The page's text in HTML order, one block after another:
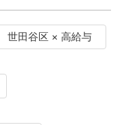
世田谷区 × 高給与